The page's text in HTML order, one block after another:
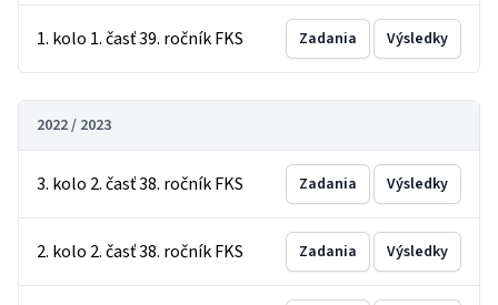
1. kolo 1. časť 39. ročník FKS Zadania Výsledky
2022 / 2023
3. kolo 2. časť 38. ročník FKS Zadania Výsledky
2. kolo 2. časť 38. ročník FKS Zadania Výsledky